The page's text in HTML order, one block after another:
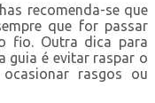
recomenda-se que
que for passar
fio. Outra dica para
guia é evitar raspar o
rasgos ou